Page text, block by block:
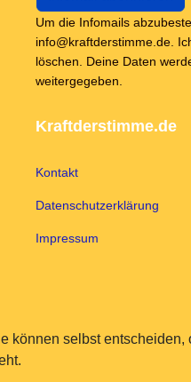
Um die Infomails
info@kraftderstimme.de.
löschen. Deine Daten
weitergegeben.
Kraftderstimme.de
Kontakt
Datenschutzerklärung
Impressum
können selbst